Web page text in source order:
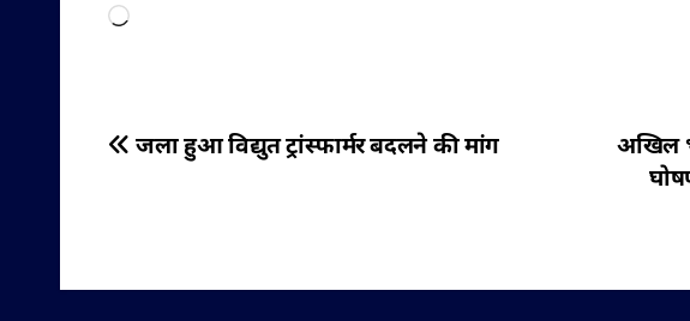
Loading…
पोस्ट
अखिल
जला हुआ विद्युत ट्रांस्फार्मर बदलने की मांग